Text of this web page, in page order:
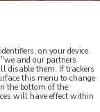
on your device.
and our partners
disable them. If trackers
this menu to change
the bottom of the
will have effect within